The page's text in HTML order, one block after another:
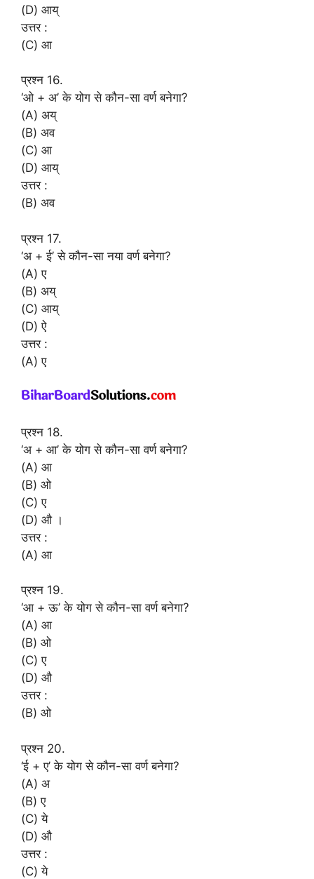
(D) आय्
उत्तर :
(C) आ
प्रश्न 16.
‘ओ + अ’ के योग से कौन-सा वर्ण बनेगा?
(A) अय्
(B) अव
(C) आ
(D) आय्
उत्तर :
(B) अव
प्रश्न 17.
‘अ + ई’ से कौन-सा नया वर्ण बनेगा?
(A) ए
(B) अय्
(C) आय्
(D) ऐ
उत्तर :
(A) ए
प्रश्न 18.
‘अ + आ’ के योग से कौन-सा वर्ण बनेगा?
(A) आ
(B) ओ
(C) ए
(D) औ ।
उत्तर :
(A) आ
प्रश्न 19.
‘आ + ऊ’ के योग से कौन-सा वर्ण बनेगा?
(A) आ
(B) ओ
(C) ए
(D) औ
उत्तर :
(B) ओ
प्रश्न 20.
‘ई + ए’ के योग से कौन-सा वर्ण बनेगा?
(A) अ
(B) ए
(C) ये
(D) औ
उत्तर :
(C) ये